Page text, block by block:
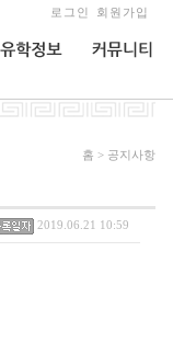
로그인 회원가입
홈 > 공지사항
2019.06.21 10:59